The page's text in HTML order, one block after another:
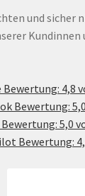
und sicher
Kundinnen
4,8
Bewertung:
5,0
Bewertung: